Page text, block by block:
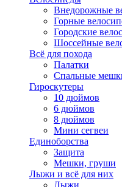
Внедорожные
Горные
Городские
Шоссейные
Всё для похода
Палатки
Спальные
Гироскутеры
10 дюймов
6 дюймов
8 дюймов
Мини сегвеи
Единоборства
Защита
Мешки, груши
Лыжи и всё для них
Лыжи